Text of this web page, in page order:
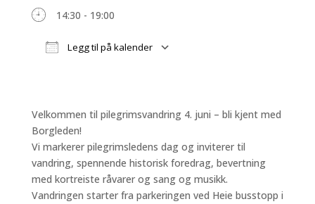
14:30 - 19:00
Legg til på kalender
Velkommen til pilegrimsvandring 4. juni – bli kjent med
Borgleden!
Vi markerer pilegrimsledens dag og inviterer til
vandring, spennende historisk foredrag, bevertning
med kortreiste råvarer og sang og musikk.
Vandringen starter fra parkeringen ved Heie busstopp i